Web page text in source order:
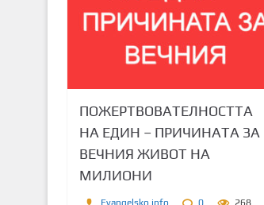
ПОЖЕРТВОВАТЕЛНОСТТА
НА ЕДИН – ПРИЧИНАТА ЗА
ВЕЧНИЯ ЖИВОТ НА
МИЛИОНИ
Evangelsko.info 0
268